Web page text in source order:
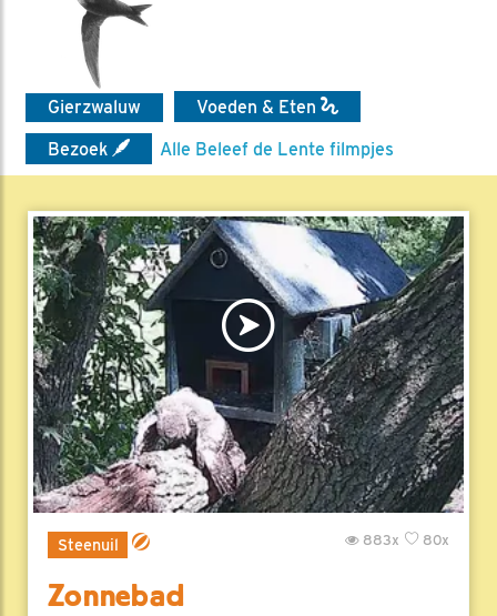
Gierzwaluw
Voeden & Eten
Bezoek
Alle Beleef de Lente filmpjes
Steenuil 80x
883x
Zonnebad